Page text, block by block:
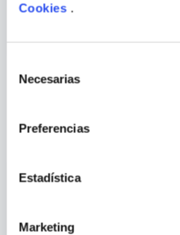
Cookies.
Necesarias
Preferencias
Estadística
Marketing
VISTE